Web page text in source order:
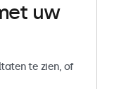
uw
te zien, of